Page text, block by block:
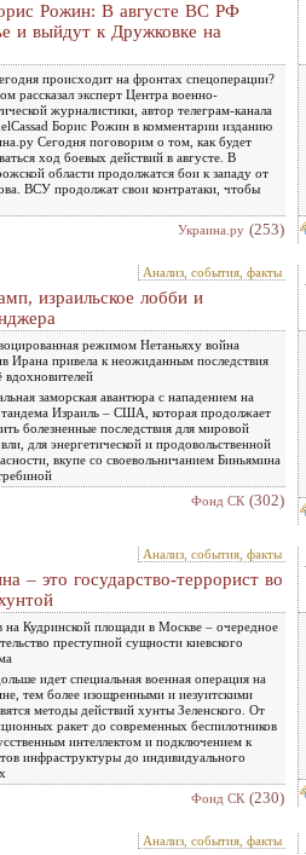
Рожин: В августе ВС РФ
и выйдут к Дружковке на
происходит на фронтах спецоперации?
рассказал эксперт Центра военно-
журналистики, автор телеграм-канала
Борис Рожин в комментарии изданию
Сегодня поговорим о том, как будет
ход боевых действий в августе. В
области продолжатся бои к западу от
ВСУ продолжат свои контратаки, чтобы
Украина.ру (253)
Анализ, события, факты
израильское лобби и
режимом Нетаньяху война
Ирана привела к неожиданным последствия
вдохновителей
заморская авантюра с нападением на
Израиль – США, которая продолжает
болезненные последствия для мировой
для энергетической и продовольственной
вкупе со своевольничанием Биньямина
Фонд СК (302)
Анализ, события, факты
– это государство-террорист во
на Кудринской площади в Москве – очередное
преступной сущности киевского
идет специальная военная операция на
тем более изощренными и иезуитскими
методы действий хунты Зеленского. От
ракет до современных беспилотников
интеллектом и подключением к
инфраструктуры до индивидуального
Фонд СК (230)
Анализ, события, факты